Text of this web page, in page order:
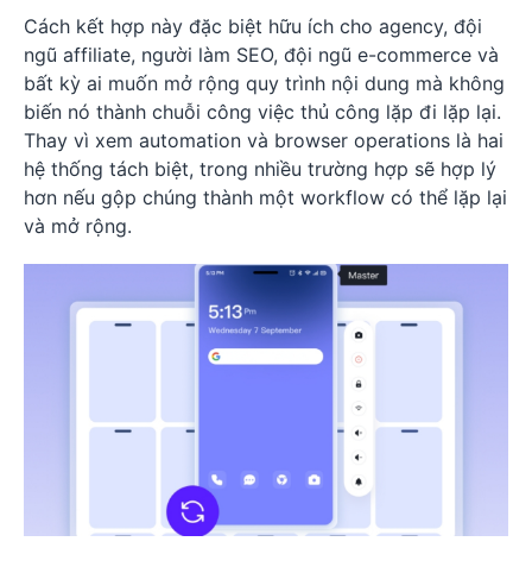
Cách kết hợp này đặc biệt hữu ích cho agency, đội
ngũ affiliate, người làm SEO, đội ngũ e-commerce và
bất kỳ ai muốn mở rộng quy trình nội dung mà không
biến nó thành chuỗi công việc thủ công lặp đi lặp lại.
Thay vì xem automation và browser operations là hai
hệ thống tách biệt, trong nhiều trường hợp sẽ hợp lý
hơn nếu gộp chúng thành một workflow có thể lặp lại
và mở rộng.